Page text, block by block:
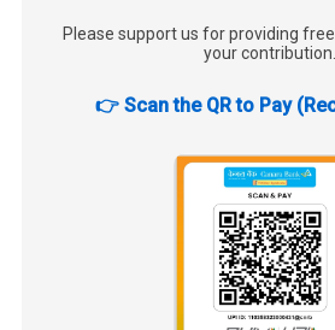
Please support us for providing
your contribution.
👉 Scan the QR to Pay